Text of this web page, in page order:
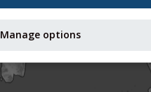
Manage options